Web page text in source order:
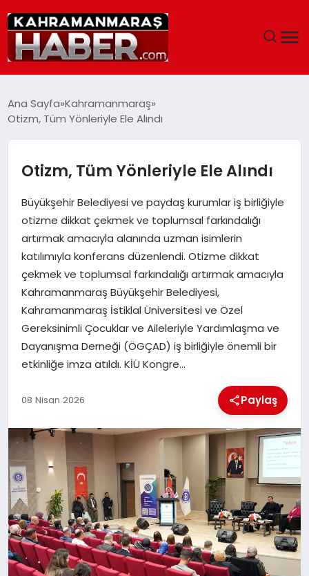
SIYASET
EĞITIM
EKONOMI
SAĞLIK
GENEL
SPOR
İLÇE HABERLERI
YAZARLAR
KÜNYE
Ana Sayfa Kahramanmaraş
Otizm, Tüm Yönleriyle Ele Alındı
Otizm, Tüm Yönleriyle Ele Alındı
Büyükşehir Belediyesi ve paydaş kurumlar iş birliğiyle
otizme dikkat çekmek ve toplumsal farkındalığı
artırmak amacıyla alanında uzman isimlerin
katılımıyla konferans düzenlendi. Otizme dikkat
çekmek ve toplumsal farkındalığı artırmak amacıyla
Kahramanmaraş Büyükşehir Belediyesi,
Kahramanmaraş İstiklal Üniversitesi ve Özel
Gereksinimli Çocuklar ve Aileleriyle Yardımlaşma ve
Dayanışma Derneği (ÖGÇAD) iş birliğiyle önemli bir
etkinliğe imza atıldı. KİÜ Kongre…
08 Nisan 2026 Paylaş